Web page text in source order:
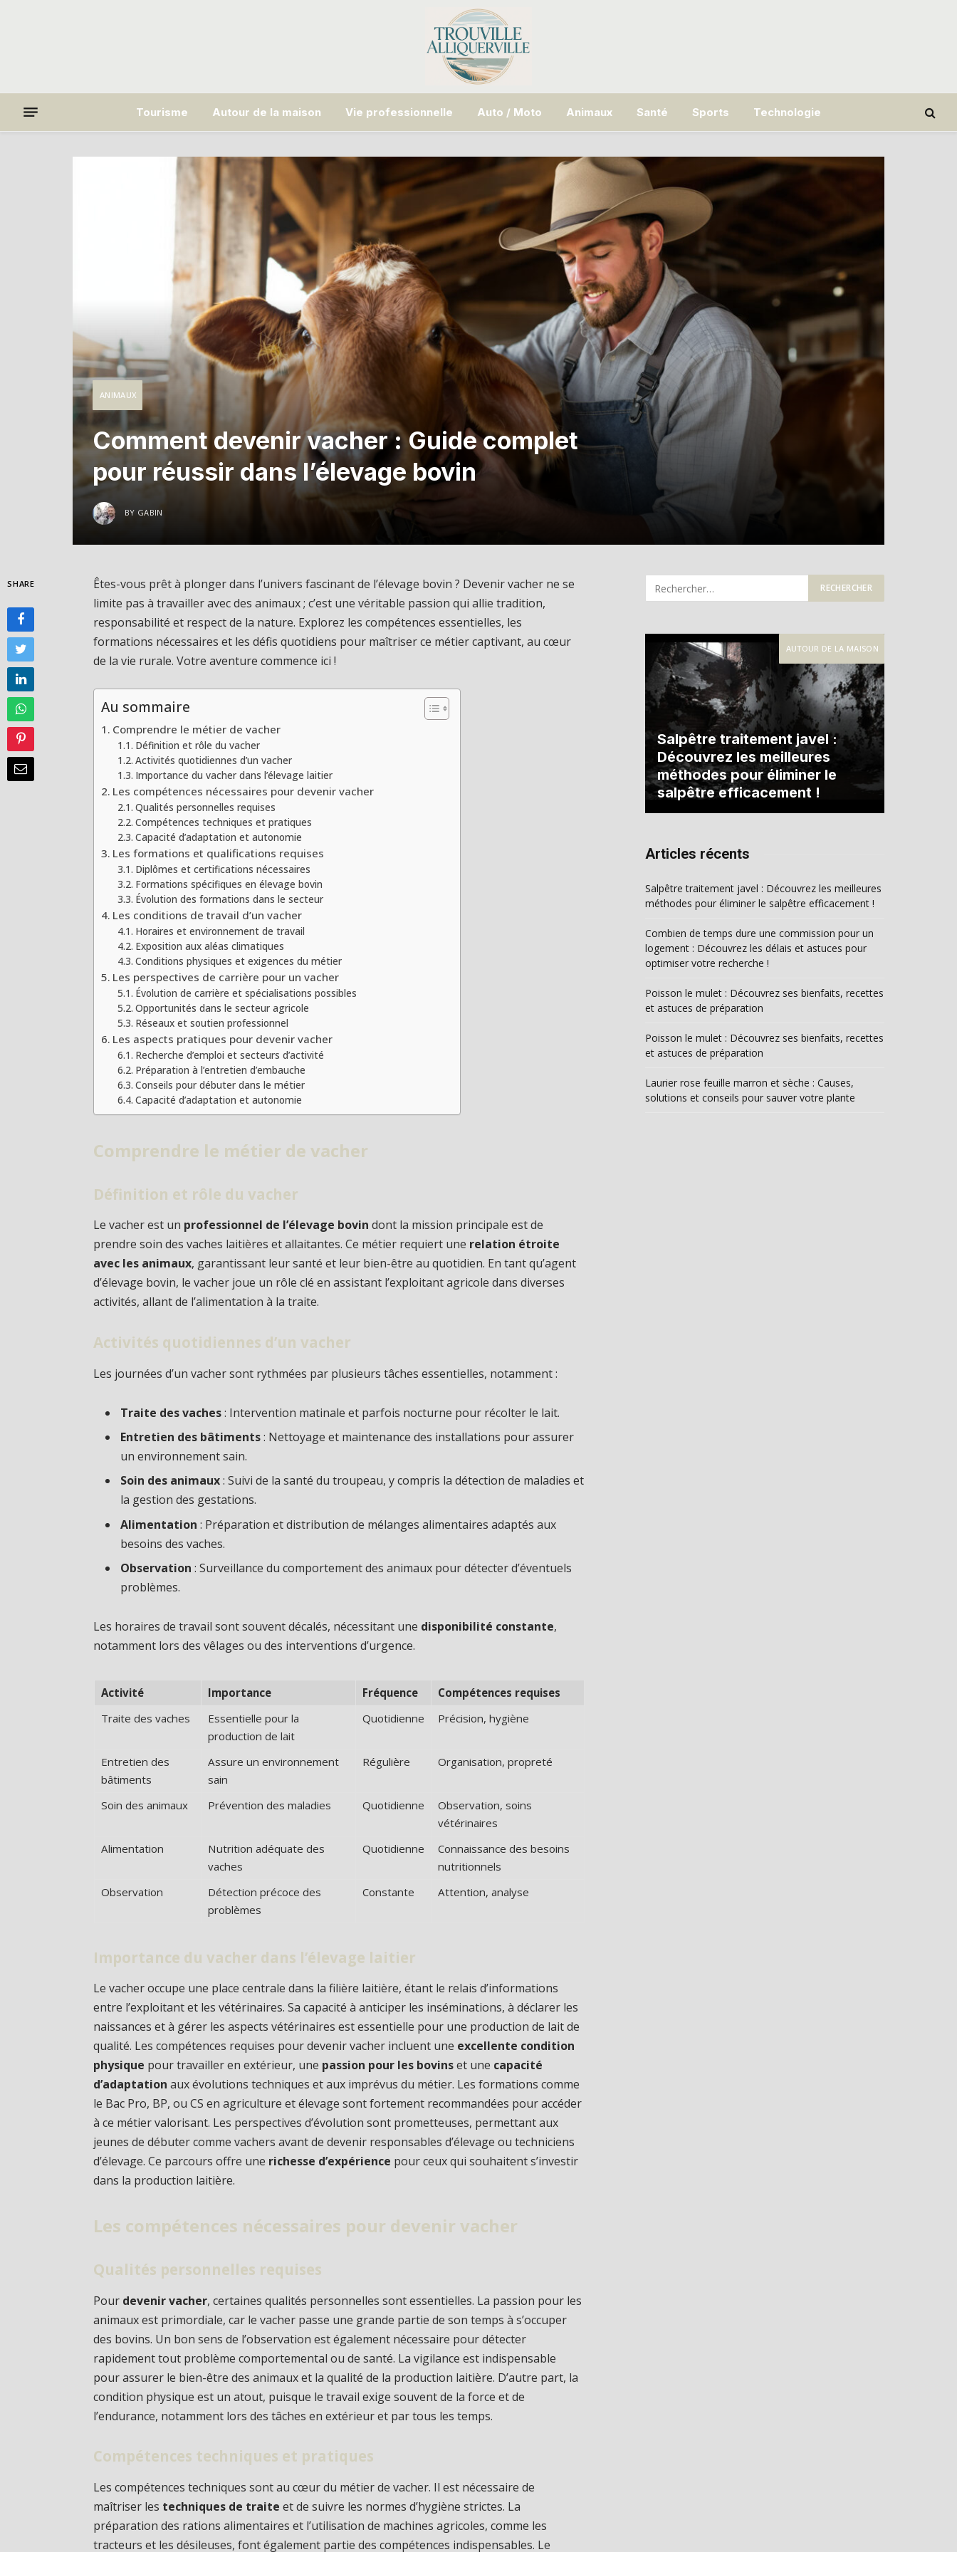
Tourisme Autour de la maison Vie professionnelle Auto / Moto Animaux Santé Sports Technologie
ANIMAUX
Comment devenir vacher : Guide complet
pour réussir dans l’élevage bovin
BY GABIN
SHARE
Êtes-vous prêt à plonger dans l’univers fascinant de l’élevage bovin ? Devenir vacher ne se
limite pas à travailler avec des animaux ; c’est une véritable passion qui allie tradition,
responsabilité et respect de la nature. Explorez les compétences essentielles, les
formations nécessaires et les défis quotidiens pour maîtriser ce métier captivant, au cœur
de la vie rurale. Votre aventure commence ici !
Au sommaire
Comprendre le métier de vacher
Définition et rôle du vacher
Activités quotidiennes d’un vacher
Importance du vacher dans l’élevage laitier
Les compétences nécessaires pour devenir vacher
Qualités personnelles requises
Compétences techniques et pratiques
Capacité d’adaptation et autonomie
Les formations et qualifications requises
Diplômes et certifications nécessaires
Formations spécifiques en élevage bovin
Évolution des formations dans le secteur
Les conditions de travail d’un vacher
Horaires et environnement de travail
Exposition aux aléas climatiques
Conditions physiques et exigences du métier
Les perspectives de carrière pour un vacher
Évolution de carrière et spécialisations possibles
Opportunités dans le secteur agricole
Réseaux et soutien professionnel
Les aspects pratiques pour devenir vacher
Recherche d’emploi et secteurs d’activité
Préparation à l’entretien d’embauche
Conseils pour débuter dans le métier
Capacité d’adaptation et autonomie
Comprendre le métier de vacher
Définition et rôle du vacher
Le vacher est un professionnel de l’élevage bovin dont la mission principale est de
prendre soin des vaches laitières et allaitantes. Ce métier requiert une relation étroite
avec les animaux, garantissant leur santé et leur bien-être au quotidien. En tant qu’agent
d’élevage bovin, le vacher joue un rôle clé en assistant l’exploitant agricole dans diverses
activités, allant de l’alimentation à la traite.
Activités quotidiennes d’un vacher
Les journées d’un vacher sont rythmées par plusieurs tâches essentielles, notamment :
Traite des vaches: Intervention matinale et parfois nocturne pour récolter le lait.
Entretien des bâtiments: Nettoyage et maintenance des installations pour assurer
un environnement sain.
Soin des animaux: Suivi de la santé du troupeau, y compris la détection de maladies et
la gestion des gestations.
Alimentation : Préparation et distribution de mélanges alimentaires adaptés aux
besoins des vaches.
Observation : Surveillance du comportement des animaux pour détecter d’éventuels
problèmes.
Les horaires de travail sont souvent décalés, nécessitant une disponibilité constante,
notamment lors des vêlages ou des interventions d’urgence.
Activité Importance Fréquence
Compétences requises
Traite des vaches
Essentielle pour la
production de lait
Quotidienne Précision, hygiène
Entretien des
bâtiments
Assure un environnement
sain
Régulière Organisation, propreté
Soin des animaux Prévention des maladies Quotidienne
Observation, soins
vétérinaires
Alimentation
Nutrition adéquate des
vaches
Quotidienne
Connaissance des besoins
nutritionnels
Observation
Détection précoce des
problèmes
Constante Attention, analyse
Importance du vacher dans l’élevage laitier
Le vacher occupe une place centrale dans la filière laitière, étant le relais d’informations
entre l’exploitant et les vétérinaires. Sa capacité à anticiper les inséminations, à déclarer les
naissances et à gérer les aspects vétérinaires est essentielle pour une production de lait de
qualité. Les compétences requises pour devenir vacher incluent une excellente condition
physique pour travailler en extérieur, une passion pour les bovinset une capacité
d’adaptation aux évolutions techniques et aux imprévus du métier. Les formations comme
le Bac Pro, BP, ou CS en agriculture et élevage sont fortement recommandées pour accéder
à ce métier valorisant. Les perspectives d’évolution sont prometteuses, permettant aux
jeunes de débuter comme vachers avant de devenir responsables d’élevage ou techniciens
d’élevage. Ce parcours offre une richesse d’expérience pour ceux qui souhaitent s’investir
dans la production laitière.
Les compétences nécessaires pour devenir vacher
Qualités personnelles requises
Pour devenir vacher, certaines qualités personnelles sont essentielles. La passion pour les
animaux est primordiale, car le vacher passe une grande partie de son temps à s’occuper
des bovins. Un bon sens de l’observation est également nécessaire pour détecter
rapidement tout problème comportemental ou de santé. La vigilance est indispensable
pour assurer le bien-être des animaux et la qualité de la production laitière. D’autre part, la
condition physique est un atout, puisque le travail exige souvent de la force et de
l’endurance, notamment lors des tâches en extérieur et par tous les temps.
Compétences techniques et pratiques
Les compétences techniques sont au cœur du métier de vacher. Il est nécessaire de
maîtriser les techniques de traite et de suivre les normes d’hygiène strictes. La
préparation des rations alimentaires et l’utilisation de machines agricoles, comme les
tracteurs et les désileuses, font également partie des compétences indispensables. Le
AUTOUR DE LA MAISON
Salpêtre traitement javel :
Découvrez les meilleures
méthodes pour éliminer le
salpêtre efficacement !
Articles récents
Salpêtre traitement javel : Découvrez les meilleures
méthodes pour éliminer le salpêtre efficacement !
Combien de temps dure une commission pour un
logement : Découvrez les délais et astuces pour
optimiser votre recherche !
Poisson le mulet : Découvrez ses bienfaits, recettes
et astuces de préparation
Poisson le mulet : Découvrez ses bienfaits, recettes
et astuces de préparation
Laurier rose feuille marron et sèche : Causes,
solutions et conseils pour sauver votre plante